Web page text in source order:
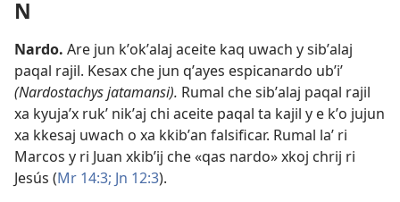
N
Nardo. Are jun kʼokʼalaj aceite kaq uwach y sibʼalaj
paqal rajil. Kesax che jun qʼayes espicanardo ubʼiʼ
(Nardostachys jatamansi). Rumal che sibʼalaj paqal rajil
xa kyujaʼx rukʼ nikʼaj chi aceite paqal ta kajil y e kʼo jujun
xa kkesaj uwach o xa kkibʼan falsificar. Rumal laʼ ri
Marcos y ri Juan xkibʼij che «qas nardo» xkoj chrij ri
Jesús (Mr 14:3; Jn 12:3).